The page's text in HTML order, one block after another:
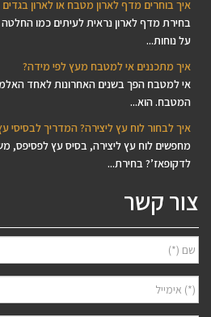
איך בוחרים מדף לארון מטבח או לארון בגדים
בחירת מדף לארון נראית לעיתים כמו
על נוחות...
איך מתכננים אי למטבח מעץ לפי מידה?
אי למטבח הפך בשנים האחרונות לאחד
המטבח. הוא...
איך לבחור לוח עץ ליצירה? המדריך לבסיסי
מחפשים לוח עץ ליצירה, בסיס עץ לפסיפס,
לדקופאז’? בחירת...
צור קשר